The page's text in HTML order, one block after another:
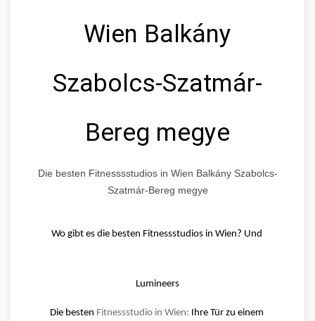
Wien Balkány
Szabolcs-Szatmár-
Bereg megye
Die besten Fitnesssstudios in Wien Balkány Szabolcs-
Szatmár-Bereg megye
Wo gibt es die besten Fitnessstudios in Wien? Und
Lumineers
Die besten Fitnessstudio in Wien: Ihre Tür zu einem